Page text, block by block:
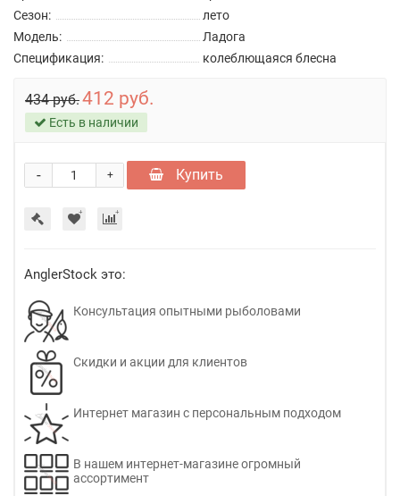
Сезон:
лето
Модель:
Ладога
Спецификация:
колеблющаяся блесна
434 руб.412 руб.
Есть в наличии
+
- Купить
AnglerStock это:
Консультация опытными рыболовами
Скидки и акции для клиентов
Интернет магазин с персональным подходом
В нашем интернет-магазине огромный
ассортимент